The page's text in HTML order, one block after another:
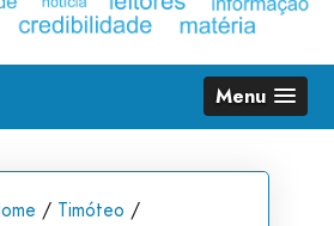
Menu
/ Timóteo /